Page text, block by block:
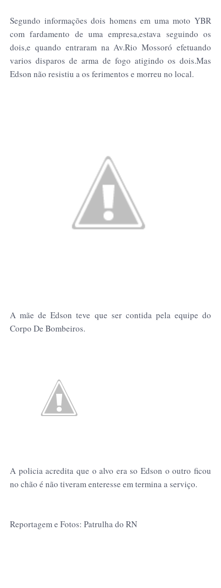
Segundo informações dois homens em uma moto YBR
com fardamento de uma empresa,estava seguindo os
dois,e quando entraram na Av.Rio Mossoró efetuando
varios disparos de arma de fogo atigindo os dois.Mas
Edson não resistiu a os ferimentos e morreu no local.
A mãe de Edson teve que ser contida pela equipe do
Corpo De Bombeiros.
A policia acredita que o alvo era so Edson o outro ficou
no chão é não tiveram enteresse em termina a serviço.
Reportagem e Fotos: Patrulha do RN